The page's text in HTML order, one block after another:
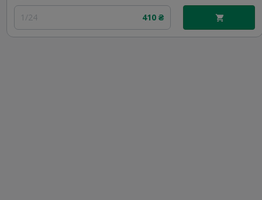
1/24 410 ₴